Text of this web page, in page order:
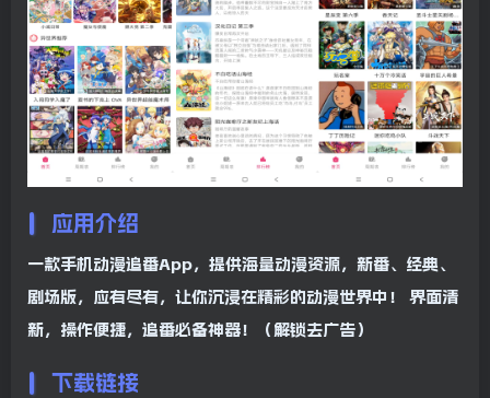
应用介绍
一款手机动漫追番App，提供海量动漫资源，新番、经典、
剧场版，应有尽有，让你沉浸在精彩的动漫世界中！ 界面清
新，操作便捷，追番必备神器！（解锁去广告）
下载链接